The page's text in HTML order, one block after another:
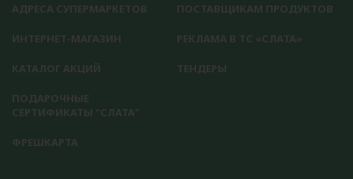
АДРЕСА СУПЕРМАРКЕТОВ
ИНТЕРНЕТ-МАГАЗИН
КАТАЛОГ АКЦИЙ
ПОДАРОЧНЫЕ
СЕРТИФИКАТЫ "СЛАТА"
ФРЕШКАРТА
ПОСТАВЩИКАМ ПРОДУКТОВ
РЕКЛАМА В ТС «СЛАТА»
ТЕНДЕРЫ